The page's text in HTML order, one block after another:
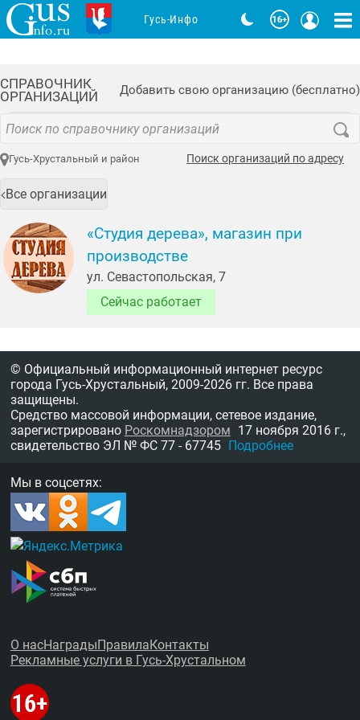
СПРАВОЧНИК
ОРГАНИЗАЦИЙ
Добавить свою организацию (бесплатно)
Гусь-Хрустальный и район Поиск организаций по адресу
Все организации
«Студия дерева», магазин при
производстве
ул. Севастопольская, 7
Сейчас работает
Гусь-Инфо
© Официальный информационный интернет ресурс
города Гусь-Хрустальный, 2009-2026 гг. Все права
защищены.
Средство массовой информации, сетевое издание,
зарегистрировано Роскомнадзором 17 ноября 2016 г.,
свидетельство ЭЛ № ФС 77 - 67745 Подробнее
Мы в соцсетях:
О насНаграды Правила Контакты
Рекламные услуги в Гусь-Хрустальном